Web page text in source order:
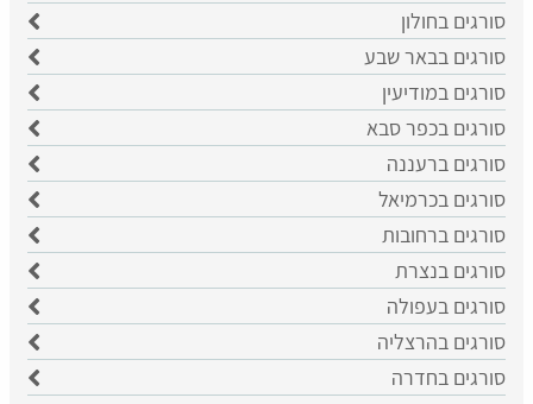
סורגים בחולון
סורגים בבאר שבע
סורגים במודיעין
סורגים בכפר סבא
סורגים ברעננה
סורגים בכרמיאל
סורגים ברחובות
סורגים בנצרת
סורגים בעפולה
סורגים בהרצליה
סורגים בחדרה